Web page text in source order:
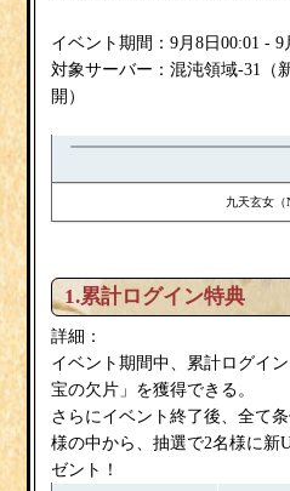
イベント期間：9月8日00:01 - 9
対象サーバー：混沌領域-31（
開）
九天玄女（
1.累計ログイン特典
詳細：
イベント期間中、累計ログイ
宝の欠片」を獲得できる。
さらにイベント終了後、全て
様の中から、抽選で2名様に新
ゼント！